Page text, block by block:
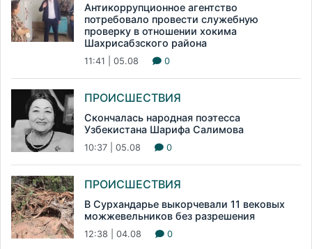
Антикоррупционное агентство
потребовало провести служебную
проверку в отношении хокима
Шахрисабзского района
11:41 | 05.08 0
ПРОИСШЕСТВИЯ
Скончалась народная поэтесса
Узбекистана Шарифа Салимова
10:37 | 05.08 0
ПРОИСШЕСТВИЯ
В Сурхандарье выкорчевали 11 вековых
можжевельников без разрешения
12:38 | 04.08 0